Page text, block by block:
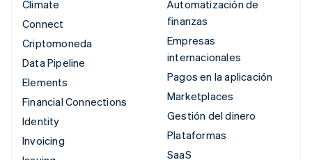
Climate
Connect
Criptomoneda
Data Pipeline
Elements
Financial Connections
Identity
Invoicing
Automatización de
finanzas
Empresas
internacionales
Pagos en la aplicación
Marketplaces
Gestión del dinero
Plataformas
SaaS